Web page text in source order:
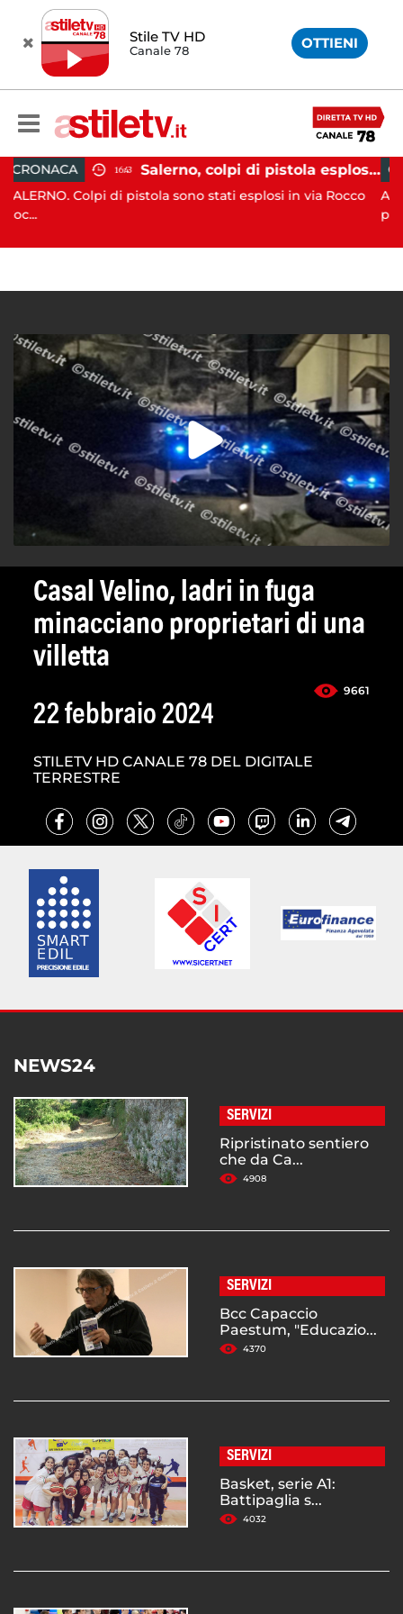
Stile TV HD
Canale 78 OTTIENI
16:43 Salerno, colpi di pistola esplosi a Pastena: paura tra i residenti
di pistola sono stati esplosi in via Rocco
CRONACA
ALTAVILLA
Casal Velino, ladri in fuga
minacciano proprietari di una
villetta
9661
22 febbraio 2024
STILETV HD CANALE 78 DEL DIGITALE
TERRESTRE
NEWS24
SERVIZI
Ripristinato sentiero
che da Ca...
4908
SERVIZI
Bcc Capaccio
Paestum, "Educazio...
4370
SERVIZI
Basket, serie A1:
Battipaglia s...
4032